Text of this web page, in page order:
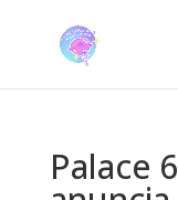
Palace